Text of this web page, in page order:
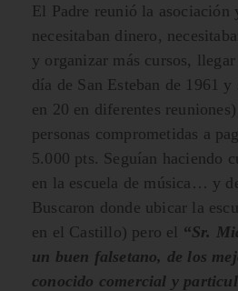
El Padre reunió la asociación
necesitaban dinero,
y organizar más cursos,
día de San Esteban de 1961
en 20 en diferentes
personas comprometidas a
5.000 pts. Seguían haciendo
en la escuela de música… y
Buscaron donde ubicar la
en el Castillo) pero el “Sr.
un buen falsetano, de los
conocido comercial y